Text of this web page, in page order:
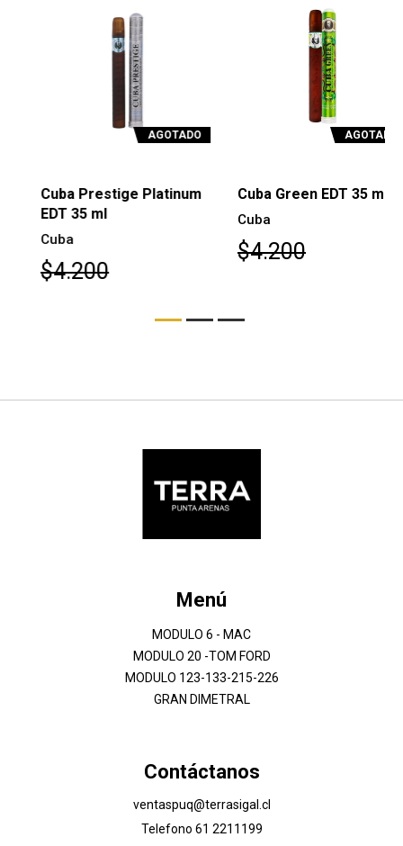
AGOTADO
Cuba Prestige Platinum
EDT 35 ml
Cuba
$4.200
AGOTADO
Cuba Green EDT 35 ml
Cuba
$4.200
Menú
MODULO 6 - MAC
MODULO 20 -TOM FORD
MODULO 123-133-215-226
GRAN DIMETRAL
Contáctanos
ventaspuq@terrasigal.cl
Telefono 61 2211199